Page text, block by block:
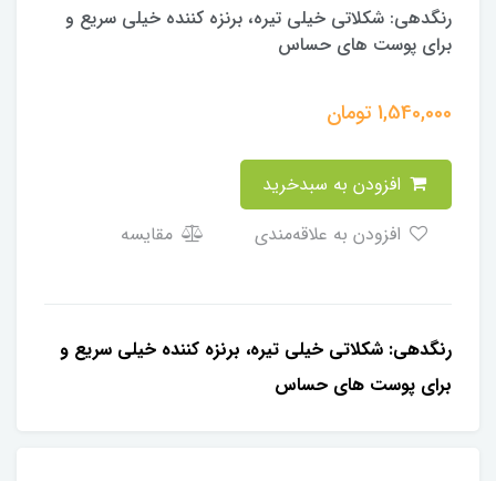
رنگدهی: شكلاتى خيلى تيره، برنزه كننده خيلى سريع و
براى پوست هاى حساس
1,540,000تومان
مقایسه
رنگدهی: شكلاتى خيلى تيره، برنزه كننده خيلى سريع و
براى پوست هاى حساس